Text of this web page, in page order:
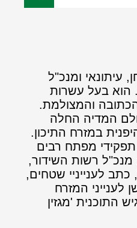
עיתונאי ומנכ"ל
הוא בעל עשרות
הכתובה והמצולמת.
המדיה החלה
במזרח התיכון.
מפתח רבים
רשות השידור,
לענייניי שטחים,
לענייני המזרח
התוכנית 'מגזין